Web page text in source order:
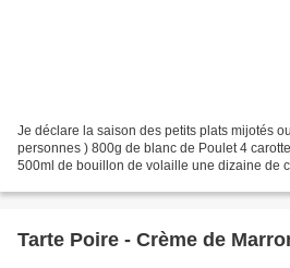
Je déclare la saison des petits plats mijotés
personnes ) 800g de blanc de Poulet 4
500ml de bouillon de volaille une dizaine de
Tarte Poire - Crème de